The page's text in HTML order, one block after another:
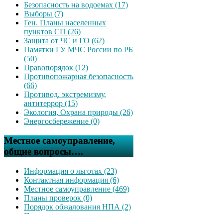
Безопасность на водоемах (17)
Выборы (7)
Ген. Планы населенных
пунктов СП (26)
Защита от ЧС и ГО (62)
Памятки ГУ МЧС России по РБ
(50)
Правопорядок (12)
Противопожарная безопасность
(66)
Противод. экстремизму,
антитеррор (15)
Экология, Охрана природы (26)
Энергосбережение (0)
Местное самоуправление,
общие вопросы….
Информация о льготах (23)
Контактная информация (6)
Местное самоуправление (469)
Планы проверок (0)
Порядок обжалования НПА (2)